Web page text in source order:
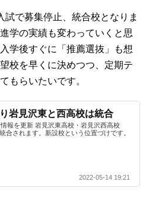
で募集停止、統合校となりま
学の実績も変わっていくと思
学後すぐに「推薦選抜」も想
校を早くに決めつつ、定期テ
もらいたいです。
岩見沢東と西高校は統合
報を更新 岩見沢東高校・岩見沢西高校
合されます。新設校という位置づけです。
2022-05-14 19:21